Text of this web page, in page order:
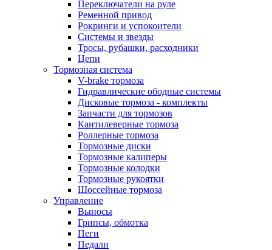
Переключатели на руле
Ременной привод
Рокринги и успокоители
Системы и звезды
Тросы, рубашки, расходники
Цепи
Тормозная система
V-brake тормоза
Гидравлические ободные системы
Дисковые тормоза - комплекты
Запчасти для тормозов
Кантилеверные тормоза
Роллерные тормоза
Тормозные диски
Тормозные калиперы
Тормозные колодки
Тормозные рукоятки
Шоссейные тормоза
Управление
Выносы
Грипсы, обмотка
Пеги
Педали